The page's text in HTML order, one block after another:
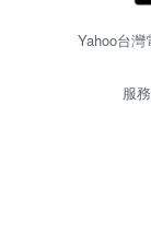
Yahoo台
服